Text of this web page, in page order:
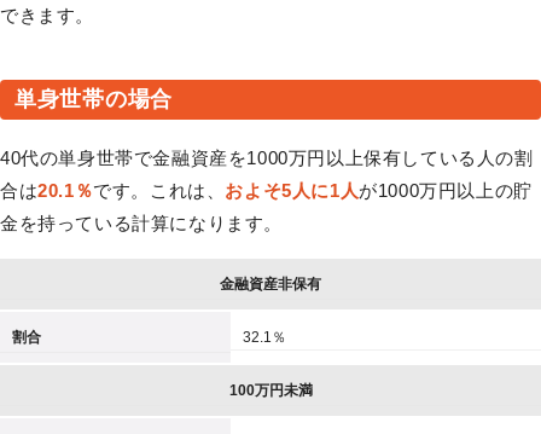
できます。
単身世帯の場合
40代の単身世帯で金融資産を1000万円以上保有している人の割
合は20.1％です。これは、 およそ5人に1人が1000万円以上の貯
金を持っている計算になります。
金融資産非保有
割合 32.1％
100万円未満